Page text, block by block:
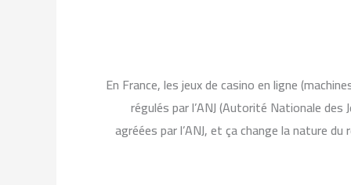
En France, les jeux de casino en ligne
régulés par l’ANJ (Autorité Nationale
agréées par l’ANJ, et ça change la nature